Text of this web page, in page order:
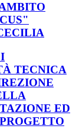
TECNICA
ED